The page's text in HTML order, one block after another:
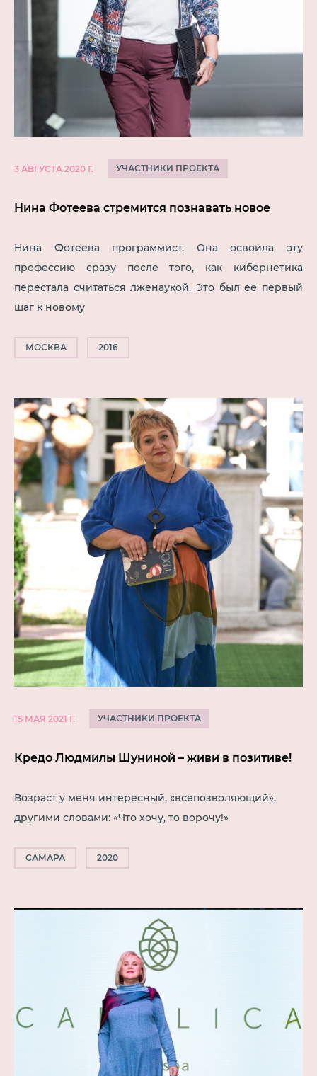
3 АВГУСТА 2020 Г. УЧАСТНИКИ ПРОЕКТА
Нина Фотеева стремится познавать новое
Нина Фотеева программист. Она освоила эту
профессию сразу после того, как кибернетика
перестала считаться лженаукой. Это был ее первый
шаг к новому
МОСКВА 2016
15 МАЯ 2021 Г. УЧАСТНИКИ ПРОЕКТА
Кредо Людмилы Шуниной – живи в позитиве!
Возраст у меня интересный, «всепозволяющий»,
другими словами: «Что хочу, то ворочу!»
САМАРА 2020